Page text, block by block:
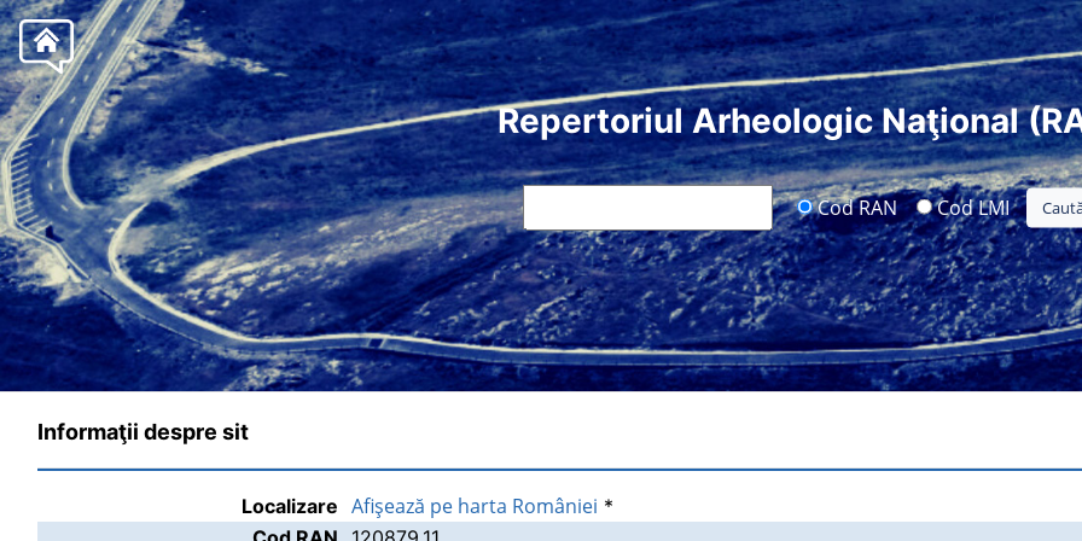
Repertoriul Arheologic Naţional
Cod RAN Cod LMI
Informaţii despre sit
Localizare Afişează pe harta României *